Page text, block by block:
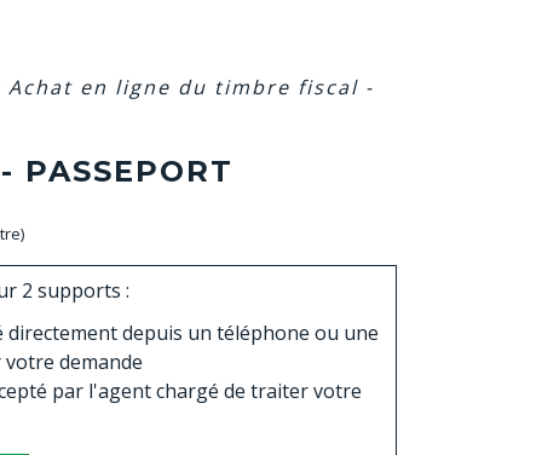
Achat en ligne du timbre fiscal -
PASSEPORT
2 supports :
directement depuis un téléphone ou une
demande
par l'agent chargé de traiter votre